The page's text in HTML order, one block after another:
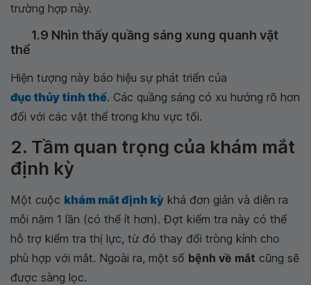
trường hợp này.
1.9 Nhìn thấy quầng sáng xung quanh vật
thể
Hiện tượng này báo hiệu sự phát triển của
đục thủy tinh thể. Các quầng sáng có xu hướng rõ hơn
đối với các vật thể trong khu vực tối.
2. Tầm quan trọng của khám mắt
định kỳ
Một cuộc khám mắt định kỳ khá đơn giản và diễn ra
mỗi năm 1 lần (có thể ít hơn). Đợt kiểm tra này có thể
hỗ trợ kiểm tra thị lực, từ đó thay đổi tròng kính cho
phù hợp với mắt. Ngoài ra, một số bệnh về mắt cũng sẽ
được sàng lọc.